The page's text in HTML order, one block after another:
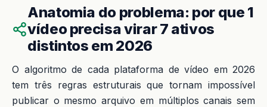
Anatomia do problema: por que 1
vídeo precisa virar 7 ativos
distintos em 2026
O algoritmo de cada plataforma de vídeo em 2026
tem três regras estruturais que tornam impossível
publicar o mesmo arquivo em múltiplos canais sem